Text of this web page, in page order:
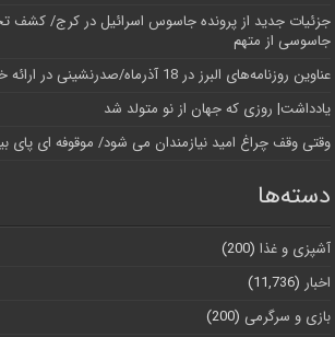
جزئیات جدید از پرونده جاسوس اسرائیل در کرج/‌ کشف
جاسوسی از متهم
عناوین روزنامه‌های البرز در ‌18 آذرماه/صدرنشینی در ارائه خدمات زایمان بی‌درد
یادداشت| روزی که جهان از نو متولد شد
وقتی وقف چراغ امید نیازمندان می شود/ موقوفه ای پای
دسته‌ها
آشپزی و غذا (200)
اخبار (11,736)
بازی و سرگرمی (200)